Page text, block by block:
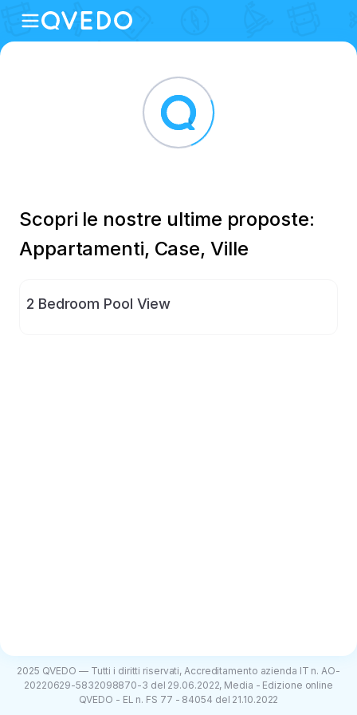
Scopri le nostre ultime proposte:
Appartamenti, Case, Ville
2 Bedroom Pool View
2025 QVEDO — Tutti i diritti riservati, Accreditamento azienda IT n. AO-
20220629-5832098870-3 del 29.06.2022, Media - Edizione online
QVEDO - EL n. FS 77 - 84054 del 21.10.2022